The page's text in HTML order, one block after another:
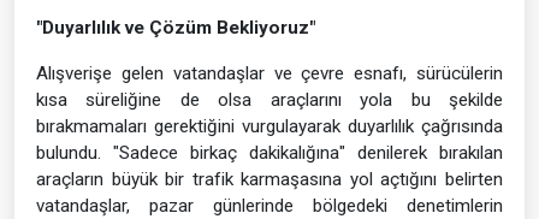
"Duyarlılık ve Çözüm Bekliyoruz"
Alışverişe gelen vatandaşlar ve çevre esnafı, sürücülerin
kısa süreliğine de olsa araçlarını yola bu şekilde
bırakmamaları gerektiğini vurgulayarak duyarlılık çağrısında
bulundu. "Sadece birkaç dakikalığına" denilerek bırakılan
araçların büyük bir trafik karmaşasına yol açtığını belirten
vatandaşlar, pazar günlerinde bölgedeki denetimlerin